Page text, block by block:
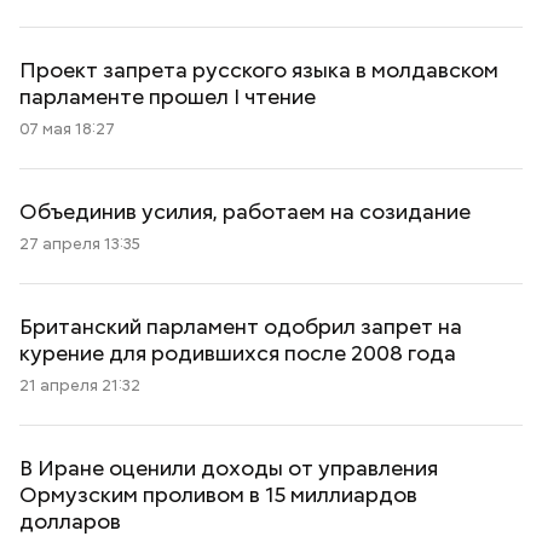
Проект запрета русского языка в молдавском
парламенте прошел I чтение
07 мая 18:27
Объединив усилия, работаем на созидание
27 апреля 13:35
Британский парламент одобрил запрет на
курение для родившихся после 2008 года
21 апреля 21:32
В Иране оценили доходы от управления
Ормузским проливом в 15 миллиардов
долларов